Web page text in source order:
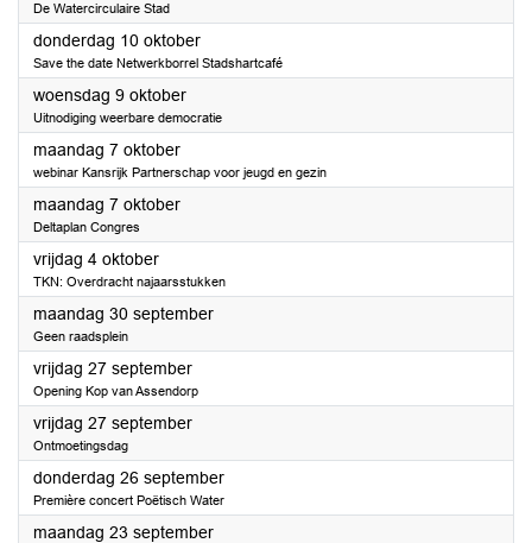
De Watercirculaire Stad
donderdag 10 oktober2024
Save the date Netwerkborrel Stadshartcafé
woensdag 9 oktober2024
Uitnodiging weerbare democratie
maandag 7 oktober2024
webinar Kansrijk Partnerschap voor jeugd en gezin
maandag 7 oktober2024
Deltaplan Congres
vrijdag 4 oktober2024
TKN: Overdracht najaarsstukken
maandag 30 september2024
Geen raadsplein
vrijdag 27 september2024
Opening Kop van Assendorp
vrijdag 27 september2024
Ontmoetingsdag
donderdag 26 september2024
Première concert Poëtisch Water
maandag 23 september2024